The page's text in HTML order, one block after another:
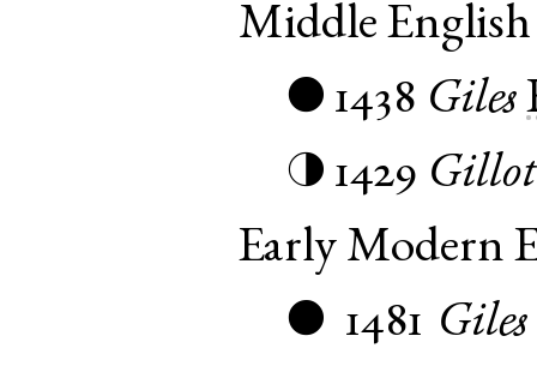
Middle English
● 1438 Giles
◑ 1429 Gillot
Early Modern
● 1481 Giles